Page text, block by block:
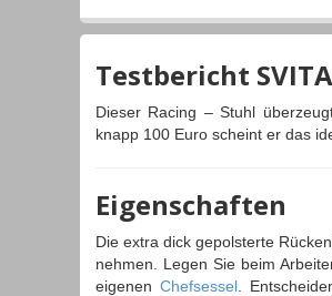
Testbericht
Dieser Racing – Stuhl
knapp 100 Euro scheint er das
Eigenschaften
Die extra dick gepolsterte
nehmen. Legen Sie beim
eigenenChefsessel .